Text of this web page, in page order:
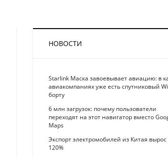
НОВОСТИ
Starlink Маска завоевывает авиацию: в
авиакомпаниях уже есть спутниковый
борту
6 млн загрузок: почему пользователи
переходят на этот навигатор вместо
Maps
Экспорт электромобилей из Китая вырос
120%